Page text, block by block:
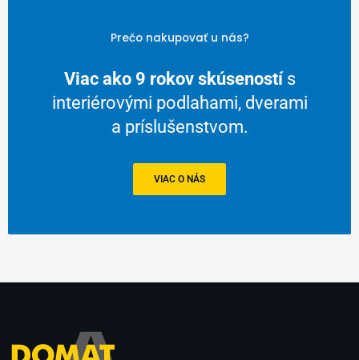
Prečo nakupovať u nás?
Viac ako 9 rokov skúsenostís
interiérovými podlahami, dverami
a príslušenstvom.
VIAC O NÁS